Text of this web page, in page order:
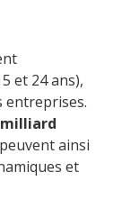
et 24 ans),
milliard
ainsi
et